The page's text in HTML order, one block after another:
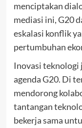
menciptakan
mediasi ini, G20
eskalasi konflik
pertumbuhan
Inovasi teknologi
agenda G20. Di
mendorong
tantangan
bekerja sama